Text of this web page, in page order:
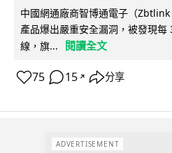
中國網通廠商智博通電子（
產品爆出嚴重安全漏洞，被發現
線，旗...
閱讀全文
75 15 ↗ 分享
ADVERTISEMENT